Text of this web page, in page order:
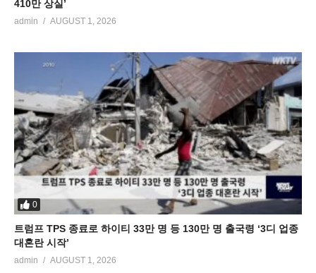
410만 상실’
admin AUGUST 1, 2026
0
트럼프 TPS 종료로 하이티 33만 명 등 130만 명 출국령 ‘3디 업종
대혼란 시작’
admin AUGUST 1, 2026